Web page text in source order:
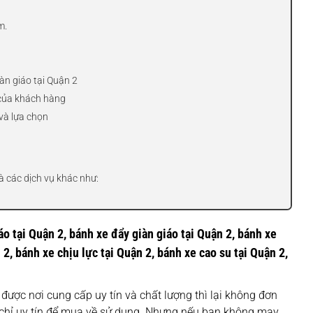
giáo tại Quận 2
khách hàng
lựa chọn
các dịch vụ khác như:
tại Quận 2, bánh xe đẩy giàn giáo tại Quận 2, bánh xe
bánh xe chịu lực tại Quận 2, bánh xe cao su tại Quận 2,
nơi cung cấp uy tín và chất lượng thì lại không đơn